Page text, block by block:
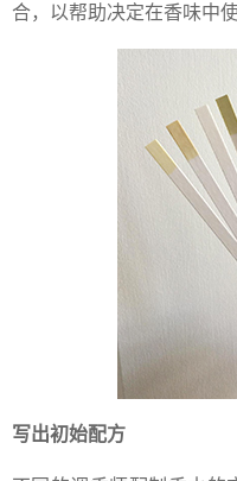
合，以帮助决定在香味中
写出初始配方